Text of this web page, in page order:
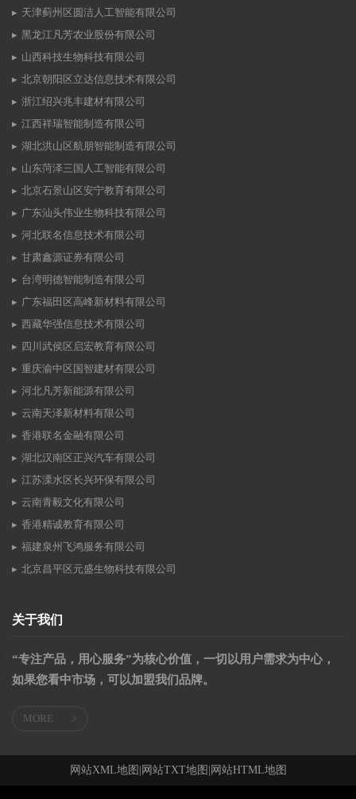
天津蓟州区圆洁人工智能有限公司
黑龙江凡芳农业股份有限公司
山西科技生物科技有限公司
北京朝阳区立达信息技术有限公司
浙江绍兴兆丰建材有限公司
江西祥瑞智能制造有限公司
湖北洪山区航朋智能制造有限公司
山东菏泽三国人工智能有限公司
北京石景山区安宁教育有限公司
广东汕头伟业生物科技有限公司
河北联名信息技术有限公司
甘肃鑫源证券有限公司
台湾明德智能制造有限公司
广东福田区高峰新材料有限公司
西藏华强信息技术有限公司
四川武侯区启宏教育有限公司
重庆渝中区国智建材有限公司
河北凡芳新能源有限公司
云南天泽新材料有限公司
香港联名金融有限公司
湖北汉南区正兴汽车有限公司
江苏溧水区长兴环保有限公司
云南青毅文化有限公司
香港精诚教育有限公司
福建泉州飞鸿服务有限公司
北京昌平区元盛生物科技有限公司
关于我们
“专注产品，用心服务”为核心价值，一切以用户需求为中心，
如果您看中市场，可以加盟我们品牌。
MORE >
网站XML地图 网站TXT地图 网站HTML地图